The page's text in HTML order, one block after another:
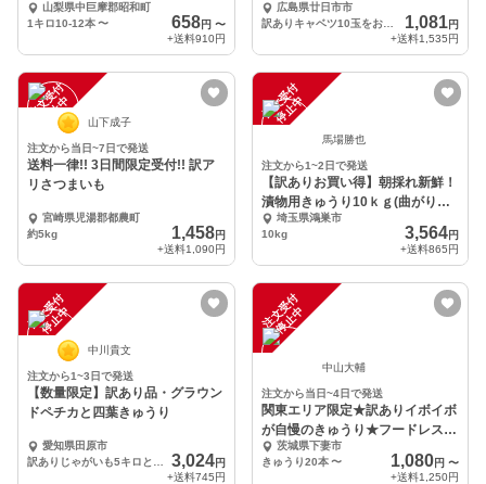
山梨県中巨摩郡昭和町
1キロ10-12本〜 658円 〜
+送料910円
ャベツを
広島県廿日市市
訳ありキャベツ10玉をお届けします
1,081円
+送料1,535円
注
文
受
付
停
止
中 山下成子
注文から当日~7日で発送
送料一律!! 3日間限定受付!! 訳ア
リさつまいも
宮崎県児湯郡都農町
約5kg
1,458円
+送料1,090円
注
文
受
付
停
止
中
馬場勝也
注文から1~2日で発送
【訳ありお買い得】朝採れ新鮮！
漬物用きゅうり10ｋｇ(曲がり・
傷アリ)
埼玉県鴻巣市
10kg
3,564円
+送料865円
注
文
受
付
停
止
中
中川貴文
注文から1~3日で発送
【数量限定】訳あり品・グラウン
ドペチカと四葉きゅうり
愛知県田原市
3,024円
+送料745円
注
文
受
付
停
止
中
中山大輔
注文から当日~4日で発送
関東エリア限定★訳ありイボイボ
が自慢のきゅうり★フードレスキ
ュー★クール便
茨城県下妻市
きゅうり20本 〜 1,080円 〜
+送料1,250円